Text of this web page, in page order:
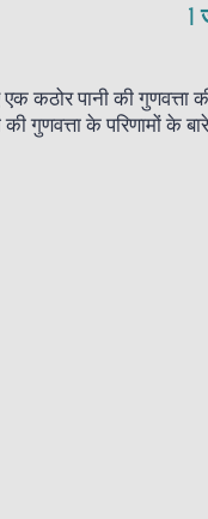
1
पानी की गुणवत्ता
गुणवत्ता के परिणामों के